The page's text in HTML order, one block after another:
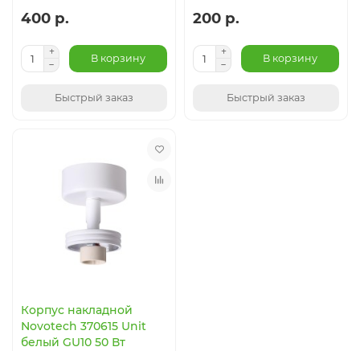
400 р.
В корзину
Быстрый заказ
200 р.
В корзину
Быстрый заказ
Корпус накладной
Novotech 370615 Unit
белый GU10 50 Вт